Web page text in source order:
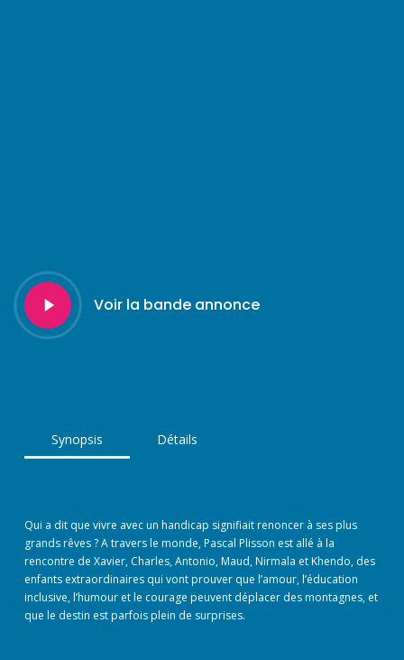
Play
Video
Voir la bande annonce
Synopsis Détails
Qui a dit que vivre avec un handicap signifiait renoncer à ses plus
grands rêves ? A travers le monde, Pascal Plisson est allé à la
rencontre de Xavier, Charles, Antonio, Maud, Nirmala et Khendo, des
enfants extraordinaires qui vont prouver que l’amour, l’éducation
inclusive, l’humour et le courage peuvent déplacer des montagnes, et
que le destin est parfois plein de surprises.